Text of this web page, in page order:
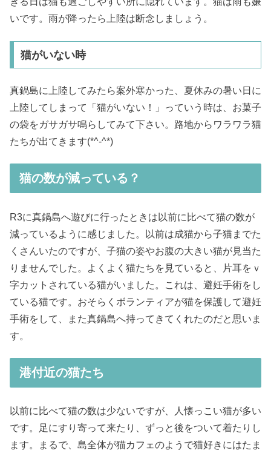
いです。雨が降ったら上陸は断念しましょう。
猫がいない時
真鍋島に上陸してみたら案外寒かった、夏休みの暑い日に
上陸してしまって「猫がいない！」っていう時は、お菓子
の袋をガサガサ鳴らしてみて下さい。路地からワラワラ猫
たちが出てきます(*^-^*)
猫の数が減っている？
R3に真鍋島へ遊びに行ったときは以前に比べて猫の数が
減っているように感じました。以前は成猫から子猫までた
くさんいたのですが、子猫の姿やお腹の大きい猫が見当た
りませんでした。よくよく猫たちを見ていると、片耳をｖ
字カットされている猫がいました。これは、避妊手術をし
ている猫です。おそらくボランティアが猫を保護して避妊
手術をして、また真鍋島へ持ってきてくれたのだと思いま
す。
港付近の猫たち
以前に比べて猫の数は少ないですが、人懐っこい猫が多い
です。足にすり寄って来たり、ずっと後をついて着たりし
ます。まるで、島全体が猫カフェのようで猫好きにはたま